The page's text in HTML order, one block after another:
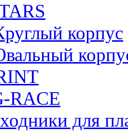
корпус
RACE
для